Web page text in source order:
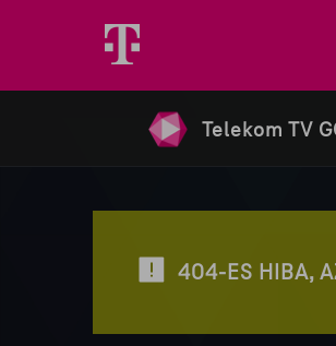
Telekom TV
404-ES HIBA,